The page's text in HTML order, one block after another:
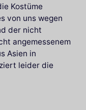
Kostüme
von uns wegen
der nicht
angemessenem
Asien in
leider die